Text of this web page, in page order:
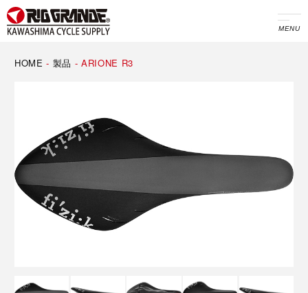
MENU
HOME - 製品 -ARIONE R3